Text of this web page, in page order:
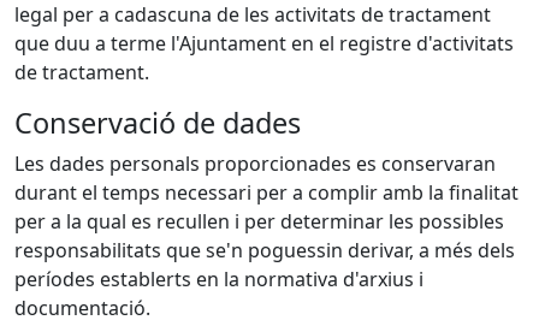
legal per a cadascuna de les activitats de tractament
que duu a terme l'Ajuntament en el registre d'activitats
de tractament.
Conservació de dades
Les dades personals proporcionades es conservaran
durant el temps necessari per a complir amb la finalitat
per a la qual es recullen i per determinar les possibles
responsabilitats que se'n poguessin derivar, a més dels
períodes establerts en la normativa d'arxius i
documentació.